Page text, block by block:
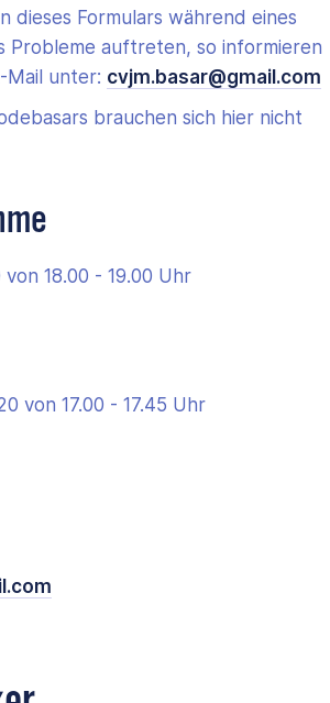
dieses Formulars während eines
Probleme auftreten, so informieren
Mail unter: cvjm.basar@gmail.com
brauchen sich hier nicht
von 18.00 - 19.00 Uhr
von 17.00 - 17.45 Uhr